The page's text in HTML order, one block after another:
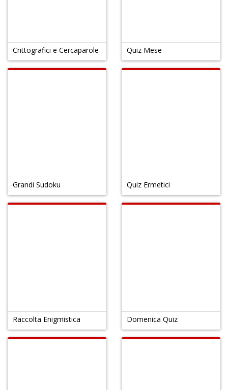
Crittografici e Cercaparole Quiz Mese
Grandi Sudoku Quiz Ermetici
Raccolta Enigmistica Domenica Quiz